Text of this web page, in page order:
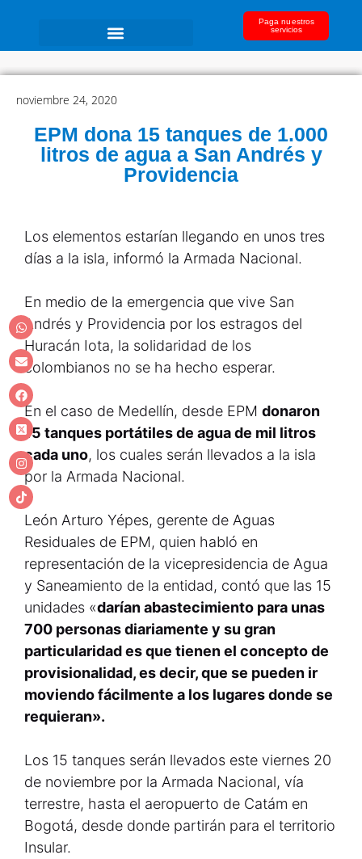
Paga nuestros
servicios
noviembre 24, 2020
EPM dona 15 tanques de 1.000
litros de agua a San Andrés y
Providencia
Los elementos estarían llegando en unos tres
días a la isla, informó la Armada Nacional.
En medio de la emergencia que vive San
Andrés y Providencia por los estragos del
Huracán Iota, la solidaridad de los
colombianos no se ha hecho esperar.
En el caso de Medellín, desde EPM donaron
15 tanques portátilesde agua de mil litros
cada uno, los cuales serán llevados a la isla
por la Armada Nacional.
León Arturo Yépes, gerente de Aguas
Residuales de EPM, quien habló en
representación de la vicepresidencia de Agua
y Saneamiento de la entidad, contó que las 15
unidades «darían abastecimiento para unas
700 personas diariamente y su gran
particularidad es que tienen el concepto de
provisionalidad, es decir, que se pueden ir
moviendo fácilmente a los lugares donde se
requieran».
Los 15 tanques serán llevados este viernes 20
de noviembre por la Armada Nacional, vía
terrestre, hasta el aeropuerto de Catám en
Bogotá, desde donde partirán para el territorio
Insular.